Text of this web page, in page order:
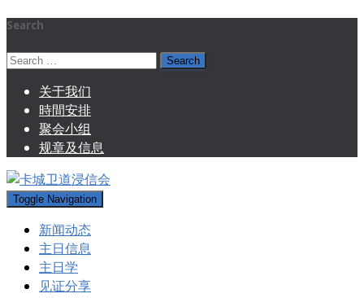
Search
Search
关于我们
時間安排
聚会小组
规章及信息
Toggle Navigation
新闻动态
主日信息
主日学
见证分享